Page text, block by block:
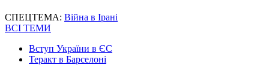
СПЕЦТЕМА: Війна в Ірані
ВСІ ТЕМИ
Вступ України в ЄС
Теракт в Барселоні